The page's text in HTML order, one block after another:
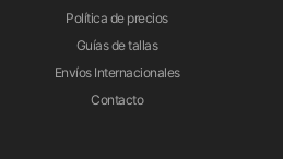
Política de precios
Guías de tallas
Envíos Internacionales
Contacto